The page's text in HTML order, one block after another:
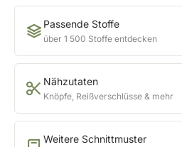
Passende Stoffe
über 1 500 Stoffe entdecken
Nähzutaten
Knöpfe, Reißverschlüsse & mehr
Weitere Schnittmuster